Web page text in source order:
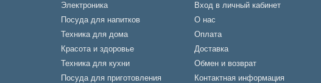
Электроника
Посуда для напитков
Техника для дома
Красота и здоровье
Техника для кухни
Посуда для приготовления
Вход в личный кабинет
О нас
Оплата
Доставка
Обмен и возврат
Контактная информация